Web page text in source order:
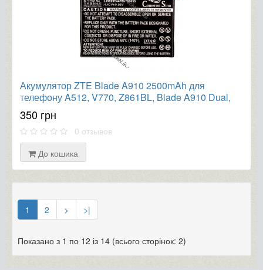
Акумулятор ZTE Blade A910 2500mAh для
телефону A512, V770, Z861BL, Blade A910 Dual,
ZTU31
350 грн
0 отзывов
До кошика
1 2 > >|
Показано з 1 по 12 із 14 (всього сторінок: 2)